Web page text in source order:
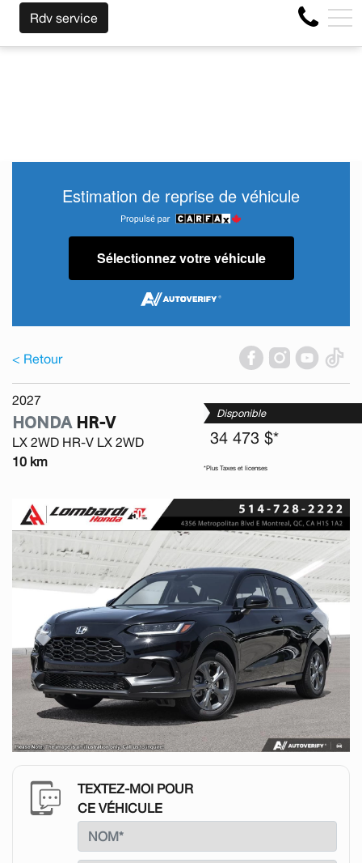
NOUS RACHETONS VOTRE AUTO PEU IMPORTE
4356 Boul Métropolitain E, Montréal, QC, CA H1S 1A2
EN
Rdv service
Estimation de reprise de véhicule
Sélectionnez votre véhicule
< Retour
2027
HONDA HR-V
LX 2WD HR-V LX 2WD
10 km
Disponible
34 473 $*
*Plus Taxes et licenses
Previous Next
TEXTEZ-MOI POUR
CE VÉHICULE